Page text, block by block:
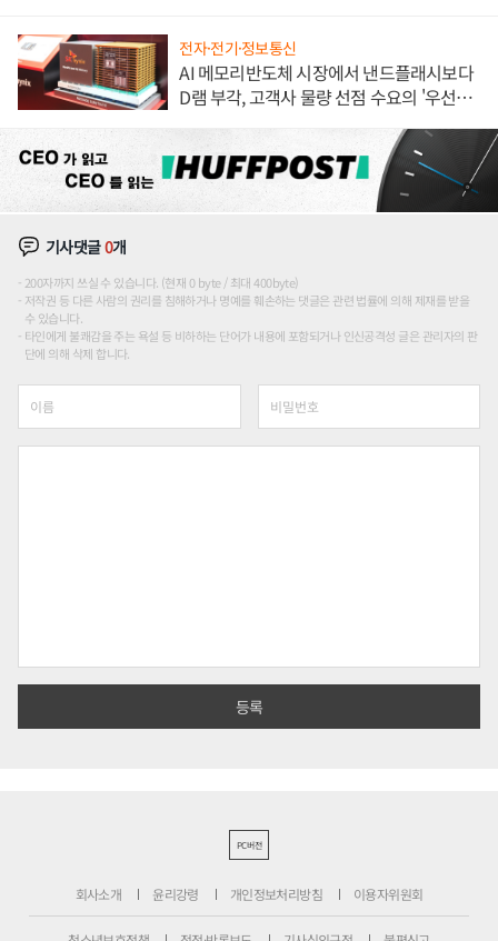
전자·전기·정보통신
AI 메모리반도체 시장에서 낸드플래시보다
D램 부각, 고객사 물량 선점 수요의 '우선순
기사댓글0개
200자까지 쓰실 수 있습니다. (현재 0 byte / 최대 400byte)
저작권 등 다른 사람의 권리를 침해하거나 명예를 훼손하는 댓글은 관련 법률에 의해 제재를 받을
수 있습니다.
타인에게 불쾌감을 주는 욕설 등 비하하는 단어가 내용에 포함되거나 인신공격성 글은 관리자의 판
단에 의해 삭제 합니다.
PC버전
회사소개 윤리강령 개인정보처리방침 이용자위원회